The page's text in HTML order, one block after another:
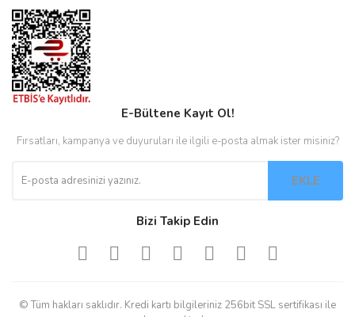
E-Bültene Kayıt Ol!
Fırsatları, kampanya ve duyuruları ile ilgili e-posta almak ister misiniz?
EKLE
Bizi Takip Edin
© Tüm hakları saklıdır. Kredi kartı bilgileriniz 256bit SSL sertifikası ile